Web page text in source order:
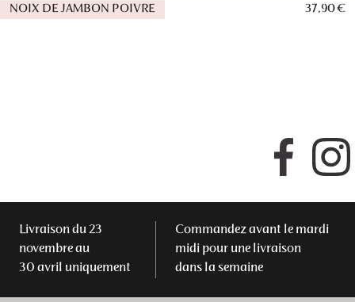
NOIX DE JAMBON POIVRE 37,90 €
Facebook
Livraison du 23
novembre au
30 avril uniquement
Commandez avant le mardi
midi pour une livraison
dans la semaine